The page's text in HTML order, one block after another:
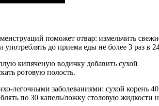
поможет отвар: измельчить
до приема еды не более 3 раз в
кипяченую водичку добавить сухой
ротовую полость.
легочными заболеваниями: сухой корень
по 30 капель/ложку столовую жидкости